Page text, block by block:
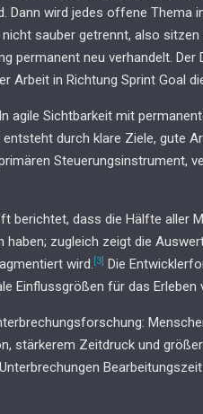
Dann wird jedes offene Thema
sauber getrennt, also
permanent neu verhandelt.
Arbeit in Richtung Sprint Goal
agile Sichtbarkeit mit
durch klare Ziele, gute
Steuerungsinstrument,
berichtet, dass die Hälfte aller
zugleich zeigt die
wird. [3]
Die
Einflussgrößen für das Erleben
stärkerem Zeitdruck und